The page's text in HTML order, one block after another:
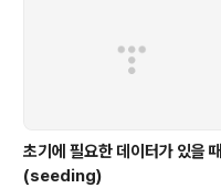
초기에 필요한 데이터가 있을 때
(seeding)